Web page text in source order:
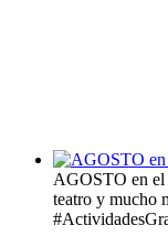
AGOSTO en
teatro y mucho